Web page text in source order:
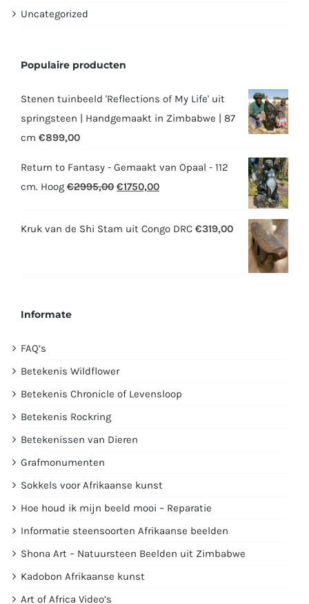
Uncategorized
Populaire producten
Stenen tuinbeeld 'Reflections of My Life' uit
springsteen | Handgemaakt in Zimbabwe | 87
cm €899,00
Return to Fantasy - Gemaakt van Opaal - 112
cm. Hoog €2995,00 Oorspronkelijke
was:
€1750,00Huidige
is:
Kruk van de Shi Stam uit Congo DRC €319,00
Informate
FAQ’s
Betekenis Wildflower
Betekenis Chronicle of Levensloop
Betekenis Rockring
Betekenissen van Dieren
Grafmonumenten
Sokkels voor Afrikaanse kunst
Hoe houd ik mijn beeld mooi – Reparatie
Informatie steensoorten Afrikaanse beelden
Shona Art – Natuursteen Beelden uit Zimbabwe
Kadobon Afrikaanse kunst
Art of Africa Video’s